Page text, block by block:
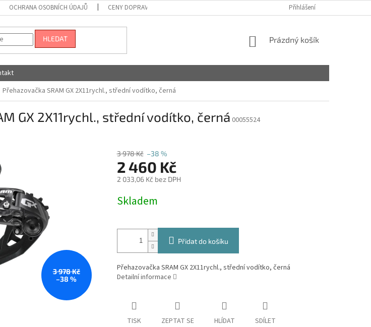
OCHRANA OSOBNÍCH ÚDAJŮ CENY DOPRAVY Přihlášení
HLEDAT
NÁKUPNÍ
Prázdný košík
Přehazovačka SRAM GX 2X11rychl., střední vodítko, černá
GX 2X11rychl., střední vodítko, černá 00055524
3 978 Kč
–38 %
3 978 Kč –38 %
2 460 Kč
2 033,06 Kč bez DPH
cena:
Skladem
Přidat do košíku
Přehazovačka SRAM GX 2X11rychl., střední vodítko, černá
Detailní informace
TISK ZEPTAT SE HLÍDAT SDÍLET